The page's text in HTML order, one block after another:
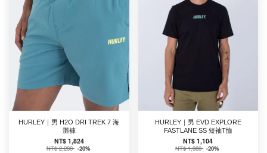
HURLEY｜男 H2O DRI TREK 7 海
灘褲
NT$ 1,824
NT$ 2,280 -20%
HURLEY｜男 EVD EXPLORE
FASTLANE SS 短袖T恤
NT$ 1,104
NT$ 1,380 -20%